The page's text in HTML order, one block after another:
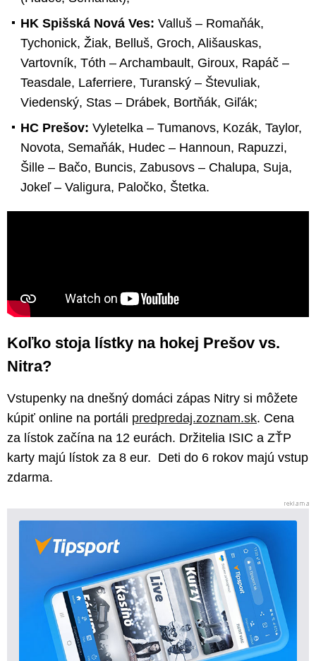
HK Spišská Nová Ves: Valluš – Romaňák,
Tychonick, Žiak, Belluš, Groch, Ališauskas,
Vartovník, Tóth – Archambault, Giroux, Rapáč –
Teasdale, Laferriere, Turanský – Števuliak,
Viedenský, Stas – Drábek, Bortňák, Giľák;
HC Prešov: Vyletelka – Tumanovs, Kozák, Taylor,
Novota, Semaňák, Hudec – Hannoun, Rapuzzi,
Šille – Bačo, Buncis, Zabusovs – Chalupa, Suja,
Jokeľ – Valigura, Paločko, Štetka.
Koľko stoja lístky na hokej Prešov vs.
Nitra?
Vstupenky na dnešný domáci zápas Nitry si môžete
kúpiť online na portáli predpredaj.zoznam.sk. Cena
za lístok začína na 12 eurách. Držitelia ISIC a ZŤP
karty majú lístok za 8 eur. Deti do 6 rokov majú vstup
zdarma.